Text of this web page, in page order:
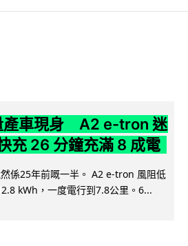
產車現身 A2 e-tron 迷
26 分鐘充滿 8 成電
係25年前嘅一半。 A2 e-tron 風阻低
kWh，一度電行到7.8公里。6...